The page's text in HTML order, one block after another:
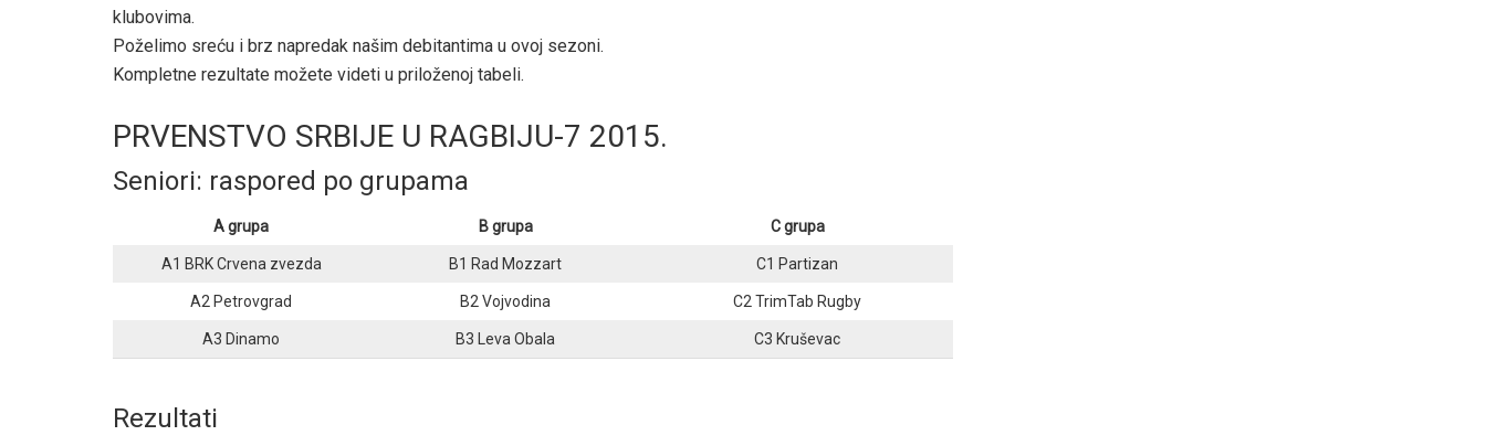
klubovima.
Poželimo sreću i brz napredak našim debitantima u ovoj sezoni.
Kompletne rezultate možete videti u priloženoj tabeli.
PRVENSTVO SRBIJE U RAGBIJU-7 2015.
Seniori: raspored po grupama
A grupa B grupa C grupa
A1 BRK Crvena zvezda B1 Rad Mozzart C1 Partizan
A2 Petrovgrad B2 Vojvodina C2 TrimTab Rugby
A3 Dinamo B3 Leva Obala C3 Kruševac
Rezultati